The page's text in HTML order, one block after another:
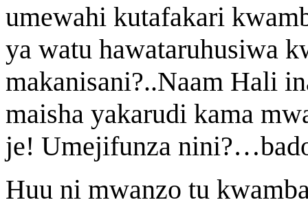
umewahi kutafakari
ya watu hawataruhusiwa
makanisani?..Naam Hali
maisha yakarudi kama
je! Umejifunza
Huu ni mwanzo tu